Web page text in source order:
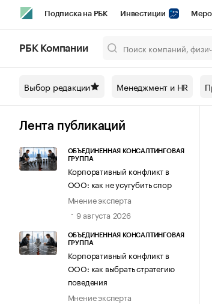
Подписка на РБК Инвестиции
Спецпроекты СПб Конференции СПб
Технологии и медиа Рынок
РБК Компании
Выбор редакции Менеджмент и HR
Лента публикаций
ОБЪЕДИНЕННАЯ КОНСАЛТИНГОВАЯ
ГРУППА
Корпоративный конфликт в
ООО: как не усугубить спор
Мнение эксперта
9 августа 2026
ОБЪЕДИНЕННАЯ КОНСАЛТИНГОВАЯ
ГРУППА
Корпоративный конфликт в
ООО: как выбрать стратегию
поведения
Мнение эксперта